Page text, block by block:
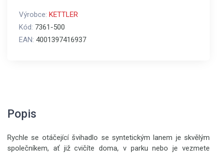
Výrobce: KETTLER
Kód: 7361-500
EAN: 4001397416937
Popis
Rychle se otáčející švihadlo se syntetickým lanem je skvělým
společníkem, ať již cvičíte doma, v parku nebo je vezmete